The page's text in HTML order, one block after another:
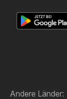
Andere Länder: